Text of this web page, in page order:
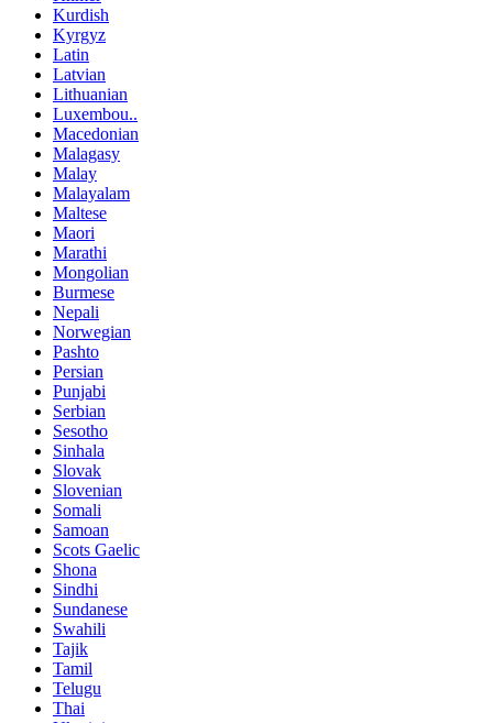
Kurdish
Kyrgyz
Latin
Latvian
Lithuanian
Luxembou..
Macedonian
Malagasy
Malay
Malayalam
Maltese
Maori
Marathi
Mongolian
Burmese
Nepali
Norwegian
Pashto
Persian
Punjabi
Serbian
Sesotho
Sinhala
Slovak
Slovenian
Somali
Samoan
Scots Gaelic
Shona
Sindhi
Sundanese
Swahili
Tajik
Tamil
Telugu
Thai